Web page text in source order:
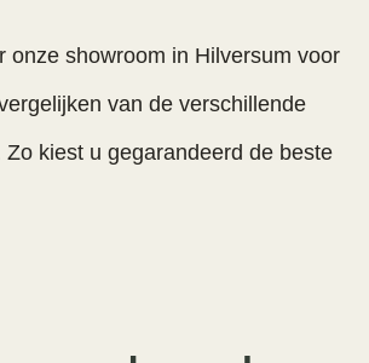
onze showroom in Hilversum voor
van de verschillende
kiest u gegarandeerd de beste